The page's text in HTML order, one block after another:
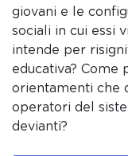
giovani e le
sociali in cui essi
intende per
educativa? Come
orientamenti che
operatori del
devianti?